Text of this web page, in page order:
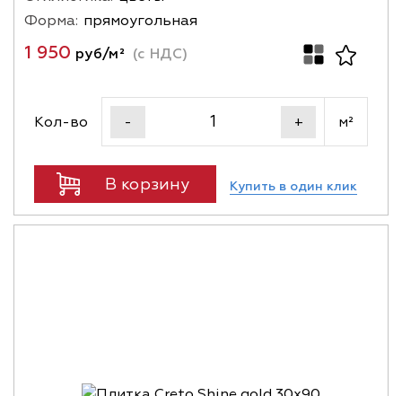
Форма: прямоугольная
1 950 руб/м² (с НДС)
Кол-во - + м²
В корзину Купить в один клик